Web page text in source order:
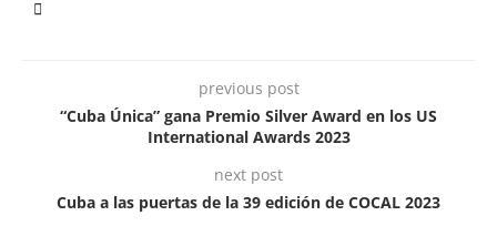
previous post
“Cuba Única” gana Premio Silver Award en los US
International Awards 2023
next post
Cuba a las puertas de la 39 edición de COCAL 2023